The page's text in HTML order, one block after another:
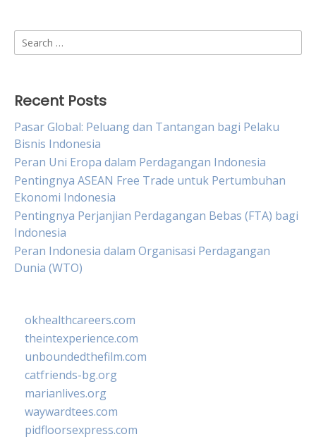
Search
for:
Recent Posts
Pasar Global: Peluang dan Tantangan bagi Pelaku
Bisnis Indonesia
Peran Uni Eropa dalam Perdagangan Indonesia
Pentingnya ASEAN Free Trade untuk Pertumbuhan
Ekonomi Indonesia
Pentingnya Perjanjian Perdagangan Bebas (FTA) bagi
Indonesia
Peran Indonesia dalam Organisasi Perdagangan
Dunia (WTO)
okhealthcareers.com
theintexperience.com
unboundedthefilm.com
catfriends-bg.org
marianlives.org
waywardtees.com
pidfloorsexpress.com